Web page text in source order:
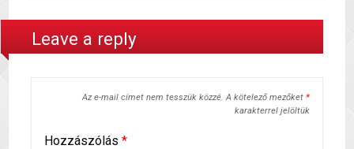
Leave a reply
Az e-mail címet nem tesszük közzé. A kötelező mezőket *
karakterrel jelöltük
Hozzászólás *